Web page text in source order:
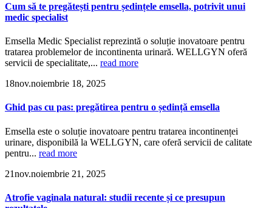
Cum să te pregătești pentru ședințele emsella, potrivit unui
medic specialist
Emsella Medic Specialist reprezintă o soluție inovatoare pentru
tratarea problemelor de incontinenta urinară. WELLGYN oferă
servicii de specialitate,... read more
18nov.noiembrie 18, 2025
Ghid pas cu pas: pregătirea pentru o ședință emsella
Emsella este o soluție inovatoare pentru tratarea incontinenței
urinare, disponibilă la WELLGYN, care oferă servicii de calitate
pentru... read more
21nov.noiembrie 21, 2025
Atrofie vaginala natural: studii recente și ce presupun